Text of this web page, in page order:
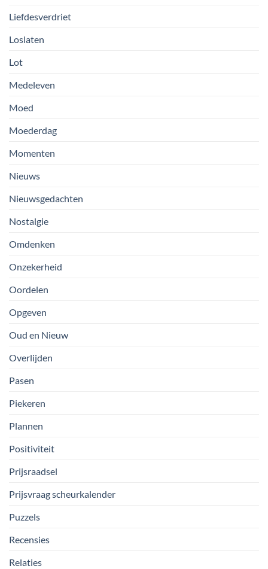
Liefdesverdriet
Loslaten
Lot
Medeleven
Moed
Moederdag
Momenten
Nieuws
Nieuwsgedachten
Nostalgie
Omdenken
Onzekerheid
Oordelen
Opgeven
Oud en Nieuw
Overlijden
Pasen
Piekeren
Plannen
Positiviteit
Prijsraadsel
Prijsvraag scheurkalender
Puzzels
Recensies
Relaties